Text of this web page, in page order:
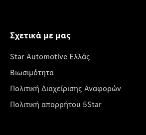
Σχετικά με μας
Star Automotive Ελλάς
Βιωσιμότητα
Πολιτική Διαχείρισης Αναφορών
Πολιτική απορρήτου 5Star